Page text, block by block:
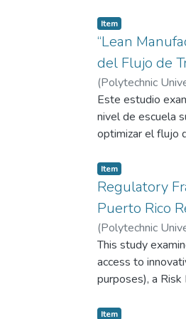
Item
“Lean
del Flujo de
(Polytechnic
Este estudio
nivel de escuela
optimizar el flujo
un enfoque mixto
del espacio
tiempo de
desplazamientos
Lean en
aprendizaje
Item
Regulatory
Puerto Rico
(Polytechnic
This study
access to
purposes), a
and complex
Item